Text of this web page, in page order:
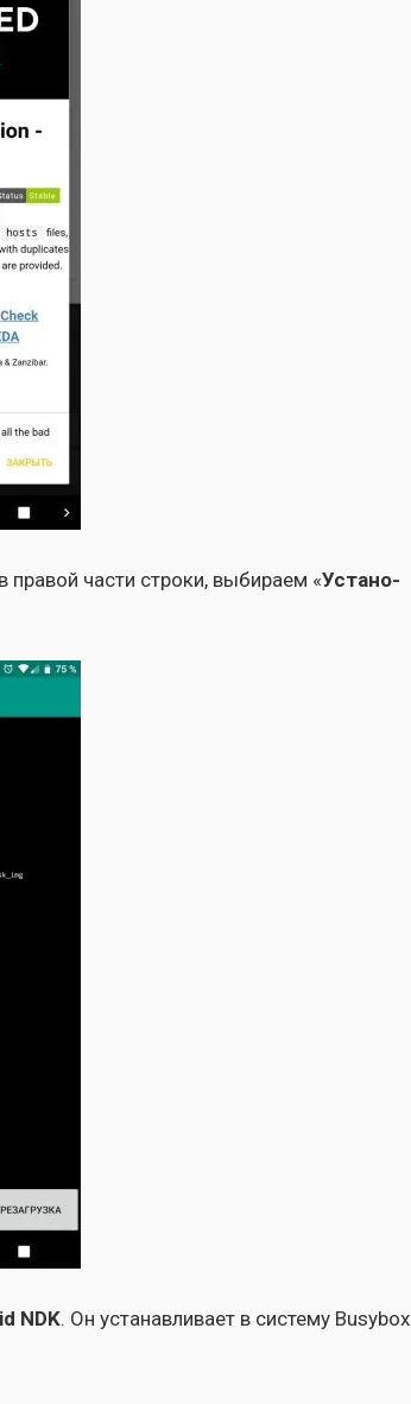
части стро­ки, выби­ра­ем «Уста­но­
NDK. Он уста­нав­ли­ва­ет в систе­му Busybox